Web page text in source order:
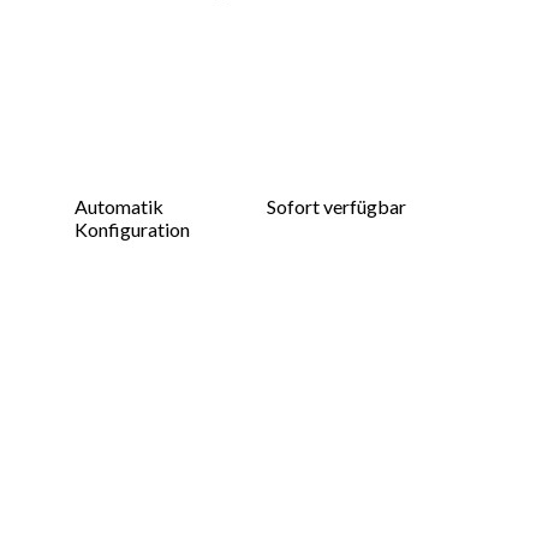
Automatik
Sofort verfügbar
Konfiguration